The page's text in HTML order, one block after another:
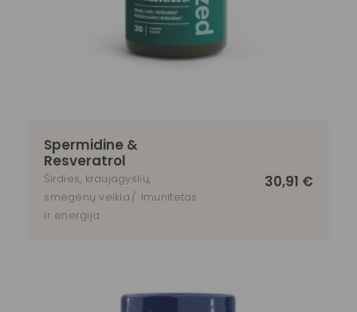
Spermidine &
Resveratrol
Širdies, kraujagyslių,
smegenų veikla
Imunitetas
ir energija
30,91 €